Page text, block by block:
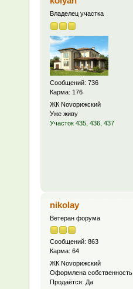
Владелец участка
Сообщений: 736
Карма: 176
ЖК Novoрижский
Уже живу
Участок 435, 436, 437
nikolay
Ветеран форума
Сообщений: 863
Карма: 64
ЖК Novoрижский
Оформлена собственность
Продаётся: Да